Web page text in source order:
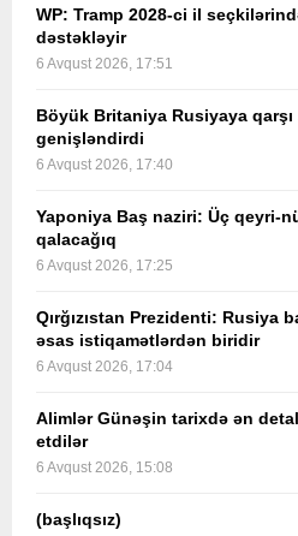
WP: Tramp 2028-ci il
dəstəkləyir
6 Avqust 2026, 17:51
Böyük Britaniya Rusiyaya qarşı
genişləndirdi
6 Avqust 2026, 17:40
Yaponiya Baş naziri: Üç qeyri-
qalacağıq
6 Avqust 2026, 17:25
Qırğızıstan Prezidenti: Rusiya
əsas istiqamətlərdən biridir
6 Avqust 2026, 17:04
Alimlər Günəşin tarixdə ən
etdilər
6 Avqust 2026, 15:08
(başlıqsız)